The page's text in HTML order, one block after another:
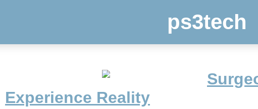
ps3tech
Experience Reality